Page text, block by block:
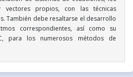
vectores propios, con las técnicas
También debe resaltarse el desarrollo
correspondientes, así como su
para los numerosos métodos de